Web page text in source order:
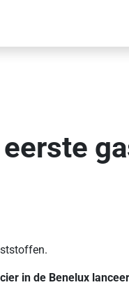
in de Benelux